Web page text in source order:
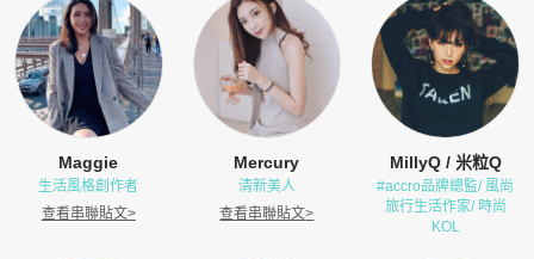
Maggie
生活風格創作者
查看串聯貼文>
Mercury
清新美人
查看串聯貼文>
MillyQ / 米粒Q
#accro品牌總監/ 風尚
旅行生活作家/ 時尚
KOL